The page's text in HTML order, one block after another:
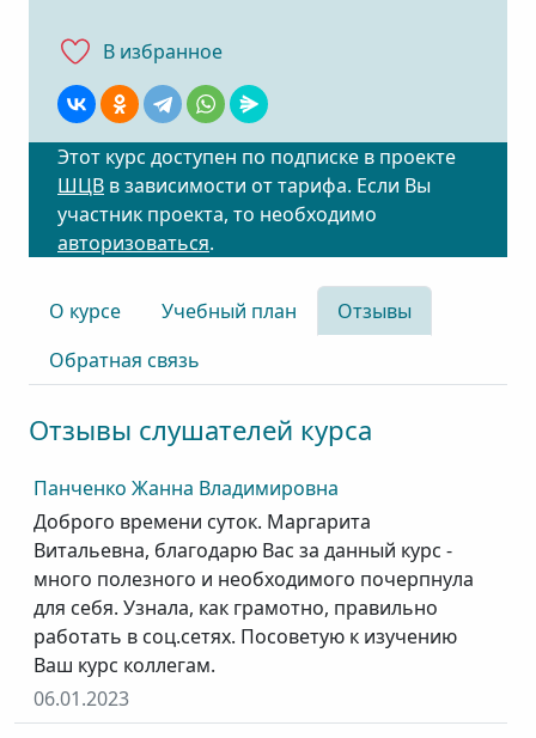
В избранноe
Этот курс доступен по подписке в проекте
ШЦВ в зависимости от тарифа. Если Вы
участник проекта, то необходимо
авторизоваться.
О курсе Учебный план
Отзывы
Обратная связь
Отзывы слушателей курса
Панченко Жанна Владимировна
Доброго времени суток. Маргарита
Витальевна, благодарю Вас за данный курс -
много полезного и необходимого почерпнула
для себя. Узнала, как грамотно, правильно
работать в соц.сетях. Посоветую к изучению
Ваш курс коллегам.
06.01.2023